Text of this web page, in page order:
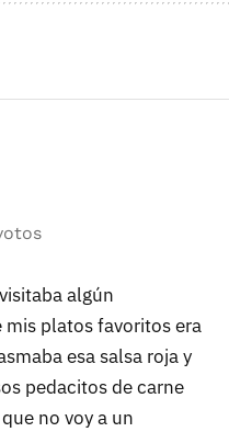
algún
platos favoritos era
esa salsa roja y
pedacitos de carne
no voy a un